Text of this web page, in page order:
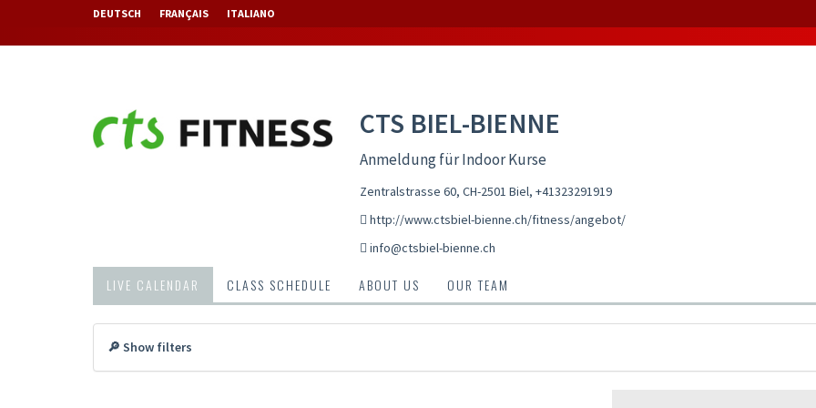
DEUTSCH FRANÇAIS ITALIANO
CTS BIEL-BIENNE
Anmeldung für Indoor Kurse
Zentralstrasse 60, CH-2501 Biel, +41323291919
http://www.ctsbiel-bienne.ch/fitness/angebot/
info@ctsbiel-bienne.ch
LIVE CALENDAR CLASS SCHEDULE ABOUT US OUR TEAM
🔎 Show filters